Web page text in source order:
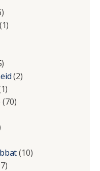
(1)
(2)
(70)
(10)